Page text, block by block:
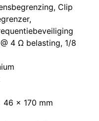
Clip
4 Ω belasting, 1/8
46 x 170 mm